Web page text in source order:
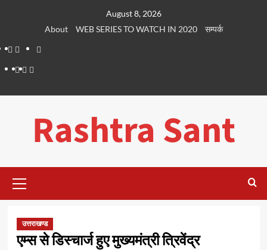
August 8, 2026
About
WEB SERIES TO WATCH IN 2020
सम्पर्क
About
WEB
SERIES
Dehradun
LifePlaces
सम्पर्क
Rashtra Sant
Menu
उत्तराखण्ड
एम्स से डिस्चार्ज हुए मुख्यमंत्री त्रिवेंद्र